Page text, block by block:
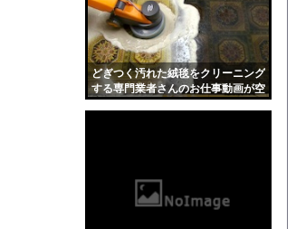
どぎつく汚れた絨毯をクリーニング
する専門業者さんのお仕事動画が空